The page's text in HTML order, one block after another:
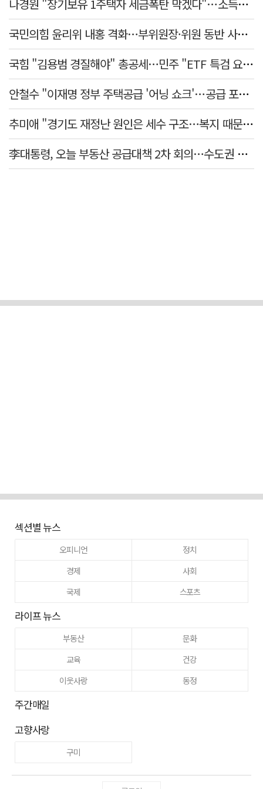
나경원 "장기보유 1주택자 세금폭탄 막겠다"…소득세법 개정안 발의
국민의힘 윤리위 내홍 격화…부위원장·위원 동반 사퇴 선언
국힘 "김용범 경질해야" 총공세…민주 "ETF 특검 요구는 마타도어"
안철수 "이재명 정부 주택공급 '어닝 쇼크'…공급 포기한 대통령"
추미애 "경기도 재정난 원인은 세수 구조…복지 때문 아냐"
李대통령, 오늘 부동산 공급대책 2차 회의…수도권 공급안 논의
섹션별 뉴스
오피니언
정치
경제
사회
국제
스포츠
라이프 뉴스
부동산
문화
교육
건강
이웃사랑
동정
주간매일
고향사랑
구미